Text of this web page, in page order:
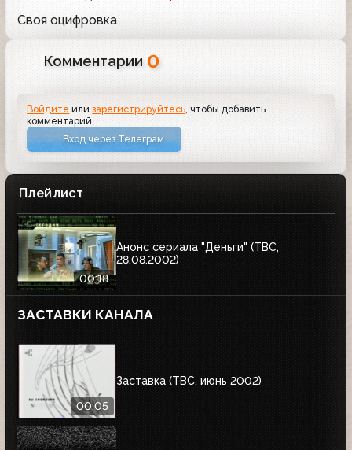
Своя оцифровка
Комментарии 0
Войдите илизарегистрируйтесь, чтобы добавить
комментарий
Вход через Телеграм
Плейлист
00:18
Анонс сериала "Деньги" (ТВС,
28.08.2002)
ЗАСТАВКИ КАНАЛА
00:05
Заставка (ТВС, июнь 2002)